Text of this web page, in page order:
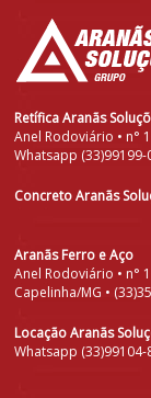
Retífica Aranãs
Anel Rodoviário • n°
Whatsapp (33)99199-
Concreto Aranãs
Aranãs Ferro e Aço
Anel Rodoviário • n°
Capelinha/MG •
Locação Aranãs
Whatsapp (33)99104-